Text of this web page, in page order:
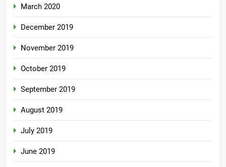
March 2020
December 2019
November 2019
October 2019
September 2019
August 2019
July 2019
June 2019